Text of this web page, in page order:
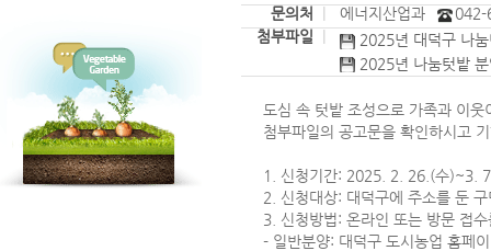
문의처
에너지산업과
042-
첨부파일
2025년 대덕구 나
2025년 나눔텃밭
도심 속 텃밭 조성으로 가족과 이
첨부파일의 공고문을 확인하시고
1. 신청기간: 2025. 2. 26.(수)~3.
2. 신청대상: 대덕구에 주소를 둔 구
3. 신청방법: 온라인 또는 방문 접
- 일반분양: 대덕구 도시농업 홈페